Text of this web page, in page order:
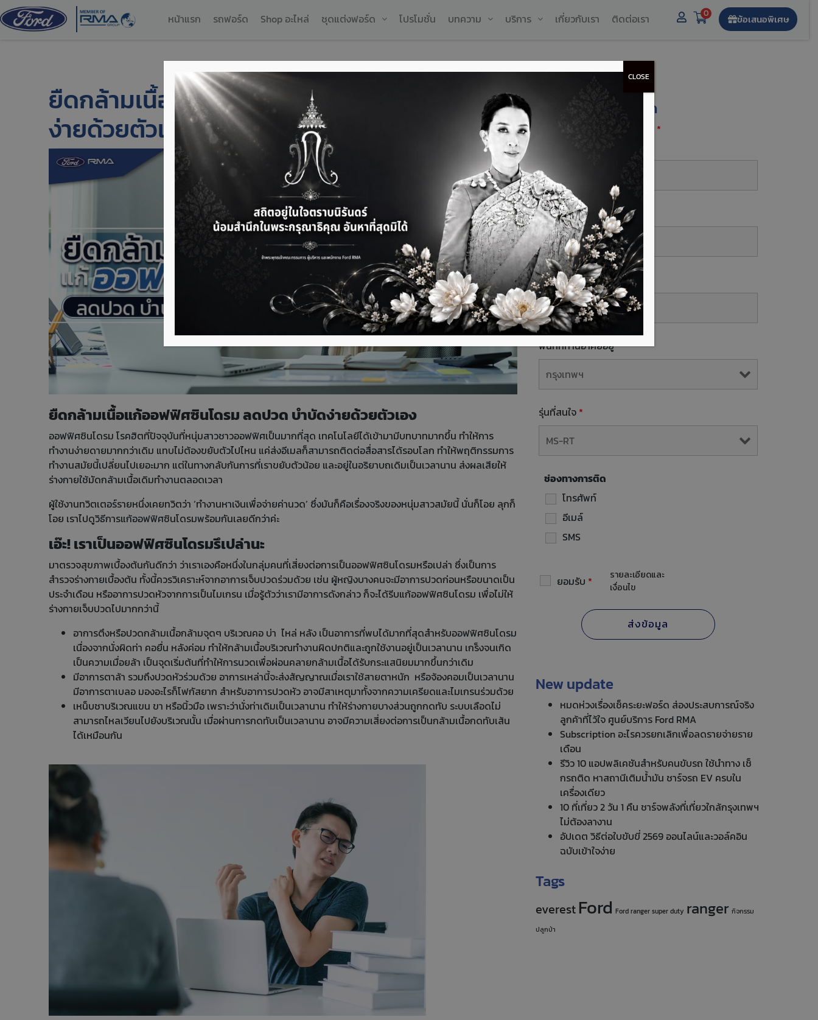
หน้าแรก รถฟอร์ด Shop อะไหล่ ชุดแต่งฟอร์ด โปรโมชั่น บทความ บริการ เกี่ยวกับเรา ติดต่อเรา 0 ข้อเสนอพิเศษ
ยืดกล้ามเนื้อแก้ออฟฟิศซินโดรม ลดปวด บำบัด
ง่ายด้วยตัวเอง
ยืดกล้ามเนื้อแก้ออฟฟิศซินโดรม ลดปวด บำบัดง่ายด้วยตัวเอง
ออฟฟิศซินโดรม โรคฮิตที่ปัจจุบันที่หนุ่มสาวชาวออฟฟิศเป็นมากที่สุด เทคโนโลยีได้เข้ามามีบทบาทมากขึ้น ทำให้การ
ทำงานง่ายดายมากกว่าเดิม แทบไม่ต้องขยับตัวไปไหน แค่ส่งอีเมลก็สามารถติดต่อสื่อสารได้รอบโลก ทำให้พฤติกรรมการ
ทำงานสมัยนี้เปลี่ยนไปเยอะมาก แต่ในทางกลับกันการที่เราขยับตัวน้อย และอยู่ในอริยาบถเดิมเป็นเวลานาน ส่งผลเสียให้
ร่างกายใช้มัดกล้ามเนื้อเดิมทำงานตลอดเวลา
ผู้ใช้งานทวิตเตอร์รายหนึ่งเคยทวิตว่า ‘ทำงานหาเงินเพื่อจ่ายค่านวด’ ซึ่งมันก็คือเรื่องจริงของหนุ่มสาวสมัยนี้ นั่นก็โอย ลุกก็
โอย เราไปดูวิธีการแก้ออฟฟิศซินโดรมพร้อมกันเลยดีกว่าค่ะ
เอ๊ะ! เราเป็นออฟฟิศซินโดรมรึเปล่านะ
มาตรวจสุขภาพเบื้องต้นกันดีกว่า ว่าเราเองคือหนึ่งในกลุ่มคนที่เสี่ยงต่อการเป็นออฟฟิศซินโดรมหรือเปล่า ซึ่งเป็นการ
สำรวจร่างกายเบื้องต้น ทั้งนี้ควรวิเคราะห์จากอาการเจ็บปวดร่วมด้วย เช่น ผู้หญิงบางคนจะมีอาการปวดก่อนหรือขนาดเป็น
ประจำเดือน หรืออาการปวดหัวจากการเป็นไมเกรน เมื่อรู้ตัวว่าเรามีอาการดังกล่าว ก็จะได้รีบแก้ออฟฟิศซินโดรม เพื่อไม่ให้
ร่างกายเจ็บปวดไปมากกว่านี้
อาการตึงหรือปวดกล้ามเนื้อกล้ามจุดๆ บริเวณคอ บ่า ไหล่ หลัง เป็นอาการที่พบได้มากที่สุดสำหรับออฟฟิศซินโดรม
เนื่องจากนั่งผิดท่า คอยื่น หลังค่อม ทำให้กล้ามเนื้อบริเวณทำงานผิดปกติและถูกใช้งานอยู่เป็นเวลานาน เกร็งจนเกิด
เป็นความเมื่อยล้า เป็นจุดเริ่มต้นที่ทำให้การนวดเพื่อผ่อนคลายกล้ามเนื้อได้รับกระแสนิยมมากขึ้นกว่าเดิม
มีอาการตาล้า รวมถึงปวดหัวร่วมด้วย อาการเหล่านี้จะส่งสัญญาณเมื่อเราใช้สายตาหนัก หรือจ้องคอมเป็นเวลานาน
มีอาการตาเบลอ มองอะไรก็โฟกัสยาก สำหรับอาการปวดหัว อาจมีสาเหตุมาทั้งจากความเครียดและไมเกรนร่วมด้วย
เหน็บชาบริเวณแขน ขา หรือนิ้วมือ เพราะว่านั่งท่าเดิมเป็นเวลานาน ทำให้ร่างกายบางส่วนถูกกดทับ ระบบเลือดไม่
สามารถไหลเวียนไปยังบริเวณนั้น เมื่อผ่านการกดทับเป็นเวลานาน อาจมีความเสี่ยงต่อการเป็นกล้ามเนื้อกดทับเส้น
ได้เหมือนกัน
ลงทะเบียนรับส่วนลด
ต้องกรอกฟิลด์ที่มีเครื่องหมาย *
เบอร์โทร*
Email
พื้นที่ที่ท่านอาศัยอยู่*
รุ่นที่สนใจ *
ช่องทางการติด
โทรศัพท์
อีเมล์
SMS
ยอมรับ *
รายละเอียดและ
เงื่อนไข
New update
หมดห่วงเรื่องเช็คระยะฟอร์ด ส่องประสบการณ์จริง
ลูกค้าที่ไว้ใจ ศูนย์บริการ Ford RMA
Subscription อะไรควรยกเลิกเพื่อลดรายจ่ายราย
เดือน
รีวิว 10 แอปพลิเคชันสำหรับคนขับรถ ใช้นำทาง เช็
กรถติด หาสถานีเติมน้ำมัน ชาร์จรถ EV ครบใน
เครื่องเดียว
10 ที่เที่ยว 2 วัน 1 คืน ชาร์จพลังที่เที่ยวใกล้กรุงเทพฯ
ไม่ต้องลางาน
อัปเดต วิธีต่อใบขับขี่ 2569 ออนไลน์และวอล์คอิน
ฉบับเข้าใจง่าย
Tags
everest Ford Ford ranger super duty ranger กิจกรรม
ปลูกป่า
CLOSE